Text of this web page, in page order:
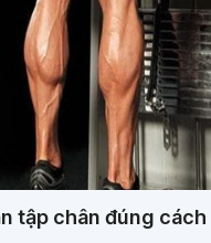
tập chân đúng cách